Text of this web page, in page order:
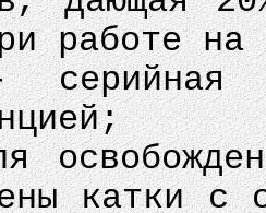
работе на
катки с